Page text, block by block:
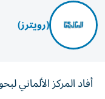
(رويترز)
أفاد ​المركز ⁠الألماني